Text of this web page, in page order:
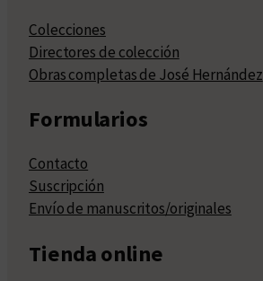
Colecciones
Directores de colección
Obras completas de José Hernández
Formularios
Contacto
Suscripción
Envío de manuscritos/originales
Tienda online